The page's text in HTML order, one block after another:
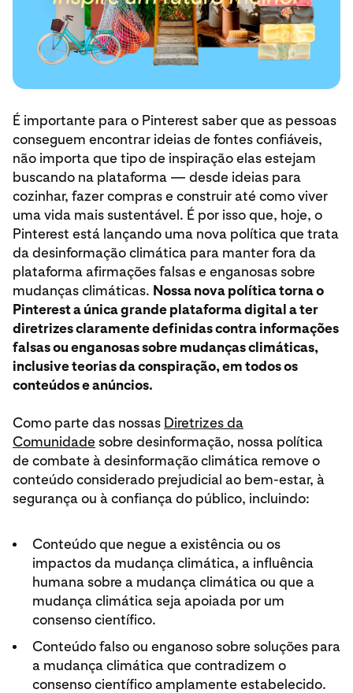
É importante para o Pinterest saber que as pessoas
conseguem encontrar ideias de fontes confiáveis,
não importa que tipo de inspiração elas estejam
buscando na plataforma — desde ideias para
cozinhar, fazer compras e construir até como viver
uma vida mais sustentável. É por isso que, hoje, o
Pinterest está lançando uma nova política que trata
da desinformação climática para manter fora da
plataforma afirmações falsas e enganosas sobre
mudanças climáticas. Nossa nova política torna o
Pinterest a única grande plataforma digital a ter
diretrizes claramente definidas contra informações
falsas ou enganosas sobre mudanças climáticas,
inclusive teorias da conspiração, em todos os
conteúdos e anúncios.
Como parte das nossas Diretrizes da
Comunidade sobre desinformação, nossa política
de combate à desinformação climática remove o
conteúdo considerado prejudicial ao bem-estar, à
segurança ou à confiança do público, incluindo:
Conteúdo que negue a existência ou os
impactos da mudança climática, a influência
humana sobre a mudança climática ou que a
mudança climática seja apoiada por um
consenso científico.
Conteúdo falso ou enganoso sobre soluções para
a mudança climática que contradizem o
consenso científico amplamente estabelecido.